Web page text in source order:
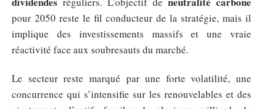
pour 2050 reste le fil conducteur de la stratégie, mais il
implique des investissements massifs et une vraie
réactivité face aux soubresauts du marché.
Le secteur reste marqué par une forte volatilité, une
concurrence qui s’intensifie sur les renouvelables et des